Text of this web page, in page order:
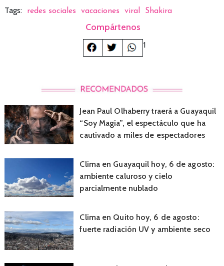
Tags: redes sociales vacaciones viral Shakira
Compártenos
1
Jean Paul Olhaberry traerá a Guayaquil
“Soy Magia”, el espectáculo que ha
cautivado a miles de espectadores
Clima en Guayaquil hoy, 6 de agosto:
ambiente caluroso y cielo
parcialmente nublado
Clima en Quito hoy, 6 de agosto:
fuerte radiación UV y ambiente seco